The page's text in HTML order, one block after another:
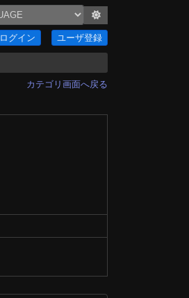
ログイン ユーザ登録
カテゴリ画面へ戻る